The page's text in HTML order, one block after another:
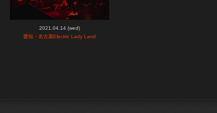
2021.04.14 (wed)
愛知・名古屋Electric Lady Land